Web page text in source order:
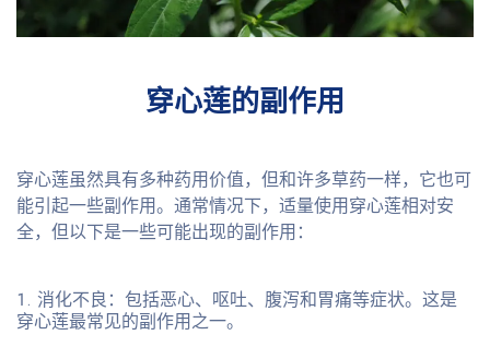
穿心莲的副作用
穿心莲虽然具有多种药用价值，但和许多草药一样，它也可
能引起一些副作用。通常情况下，适量使用穿心莲相对安
全，但以下是一些可能出现的副作用：
消化不良：包括恶心、呕吐、腹泻和胃痛等症状。这是
穿心莲最常见的副作用之一。